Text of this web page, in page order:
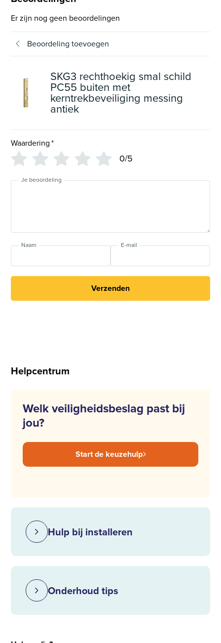
Er zijn nog geen beoordelingen
Beoordeling toevoegen
SKG3 rechthoekig smal schild
PC55 buiten met
kerntrekbeveiliging messing
antiek
Waardering*
0/5
Je beoordeling
Naam E-mail
Verzenden
Helpcentrum
Welk veiligheidsbeslag past bij
jou?
Start de keuzehulp
Hulp bij installeren
Onderhoud tips